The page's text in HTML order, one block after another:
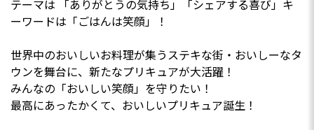
テーマは 「ありがとうの気持ち」「シェアする喜び」キ
ーワードは「ごはんは笑顔」！
世界中のおいしいお料理が集うステキな街・おいしーなタ
ウンを舞台に、新たなプリキュアが大活躍！
みんなの「おいしい笑顔」を守りたい！
最高にあったかくて、おいしいプリキュア誕生！